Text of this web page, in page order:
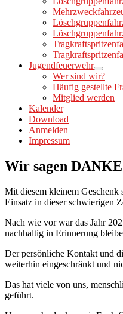
Jugendfeuerwehr
Wer sind wir?
Häufig gestellte
Mitglied werden
Kalender
Download
Anmelden
Impressum
Wir sagen
Mit diesem kleinem
Einsatz in dieser schwierigen
Nach wie vor war das Jahr
nachhaltig in Erinnerung
Der persönliche Kontakt und
weiterhin eingeschränkt und
Das hat viele von uns,
geführt.